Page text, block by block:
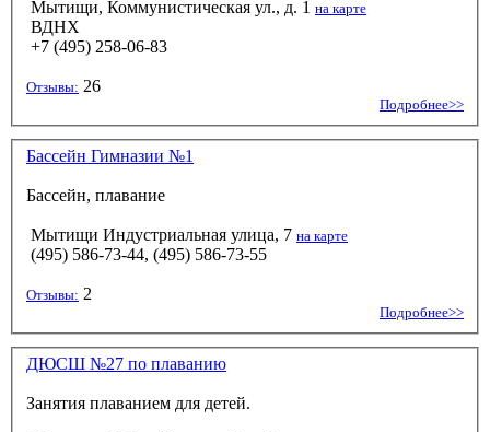
Мытищи, Коммунистическая ул., д. 1 на карте
ВДНХ
+7 (495) 258-06-83
Отзывы: 26
Подробнее>>
Бассейн Гимназии №1
Бассейн, плавание
Мытищи Индустриальная улица, 7 на карте
(495) 586-73-44, (495) 586-73-55
Отзывы: 2
Подробнее>>
ДЮСШ №27 по плаванию
Занятия плаванием для детей.